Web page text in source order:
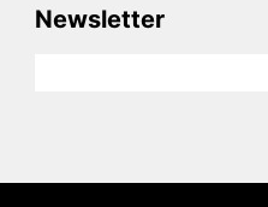
Newsletter